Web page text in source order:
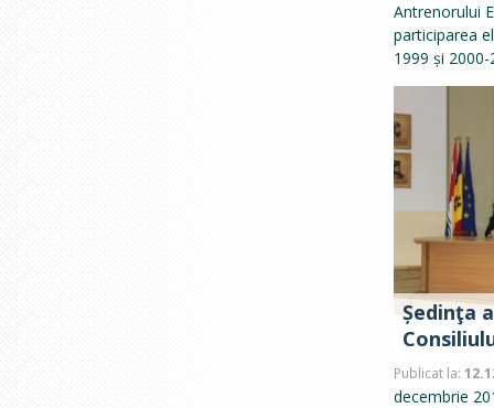
Antrenorului
participarea
1999 și 2000-
Ședinţa
Publicat la:
decembrie